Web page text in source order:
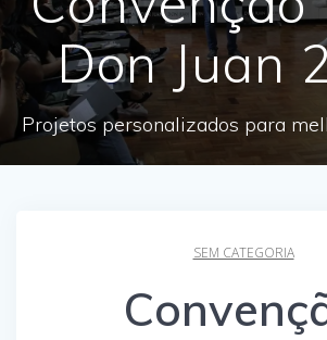
Don Juan
Projetos personalizados para
SEM CATEGORIA